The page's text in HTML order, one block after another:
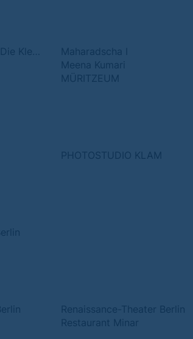
Maharadscha I
Meena Kumari
MÜRITZEUM
PHOTOSTUDIO KLAM
Renaissance-Theater Berlin
Restaurant Minar